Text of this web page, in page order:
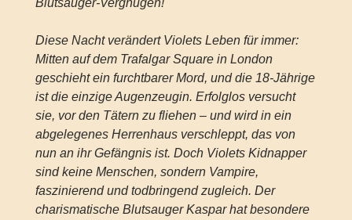
Diese Nacht verändert Violets Leben für immer:
Mitten auf dem Trafalgar Square in London
geschieht ein furchtbarer Mord, und die 18-Jährige
ist die einzige Augenzeugin. Erfolglos versucht
sie, vor den Tätern zu fliehen – und wird in ein
abgelegenes Herrenhaus verschleppt, das von
nun an ihr Gefängnis ist. Doch Violets Kidnapper
sind keine Menschen, sondern Vampire,
faszinierend und todbringend zugleich. Der
charismatische Blutsauger Kaspar hat besondere